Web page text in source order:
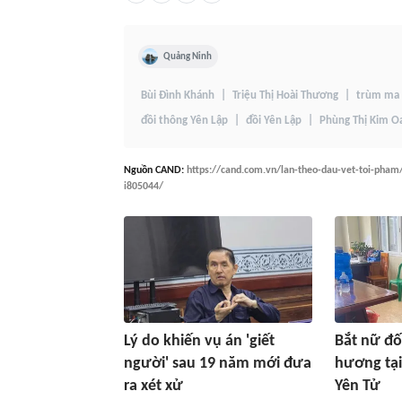
Quảng Ninh
Bùi Đình Khánh Triệu Thị Hoài Thương trùm ma
đồi thông Yên Lập đồi Yên Lập Phùng Thị Kim
Nguồn CAND: https://cand.com.vn/lan-theo-dau-vet-toi-
i805044/
Lý do khiến vụ án 'giết
người' sau 19 năm mới đưa
ra xét xử
Bắt nữ
hương
Yên Tử